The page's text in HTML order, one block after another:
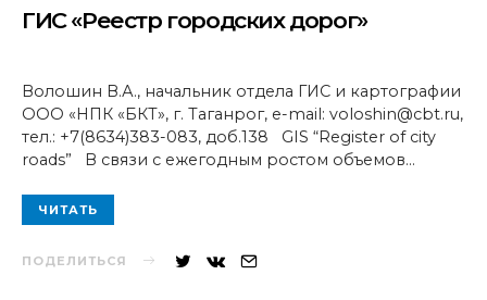
ГИС «Реестр городских дорог»
Волошин В.А., начальник отдела ГИС и картографии
ООО «НПК «БКТ», г. Таганрог, e-mail: voloshin@cbt.ru,
тел.: +7(8634)383-083, доб.138 GIS “Register of city
roads” В связи с ежегодным ростом объемов…
ЧИТАТЬ
ПОДЕЛИТЬСЯ